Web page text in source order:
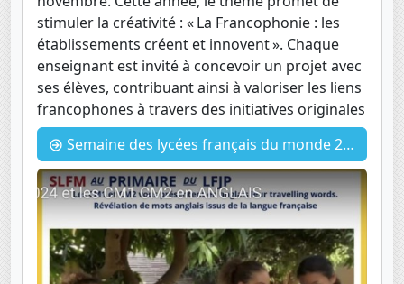
stimuler la créativité : « La Francophonie : les
établissements créent et innovent ». Chaque
enseignant est invité à concevoir un projet avec
ses élèves, contribuant ainsi à valoriser les liens
francophones à travers des initiatives originales
Semaine des lycées français du monde 2024 : 💙🤍 Travelling words des CM1 et CM2